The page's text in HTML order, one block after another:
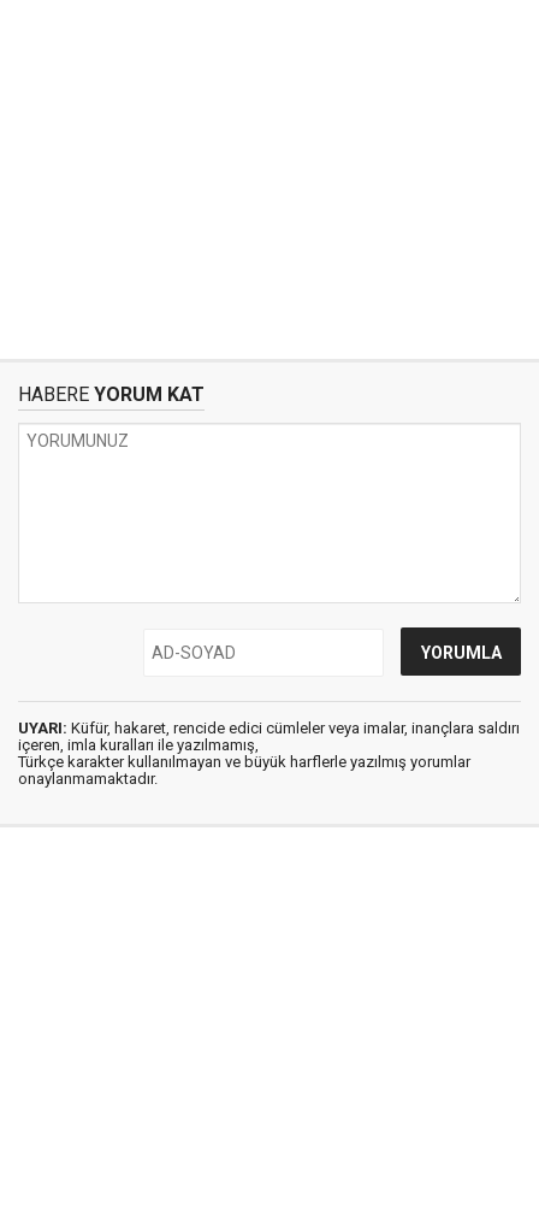
HABERE YORUM KAT
UYARI: Küfür, hakaret, rencide edici cümleler veya imalar, inançlara saldırı
içeren, imla kuralları ile yazılmamış,
Türkçe karakter kullanılmayan ve büyük harflerle yazılmış yorumlar
onaylanmamaktadır.